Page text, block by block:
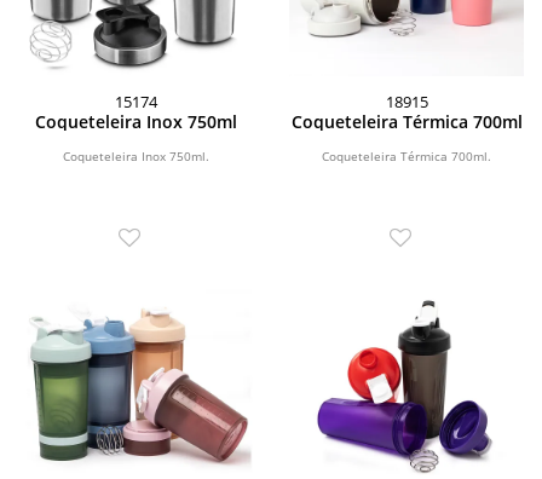
15174
Coqueteleira Inox 750ml
Coqueteleira Inox 750ml.
18915
Coqueteleira Térmica 700ml
Coqueteleira Térmica 700ml.